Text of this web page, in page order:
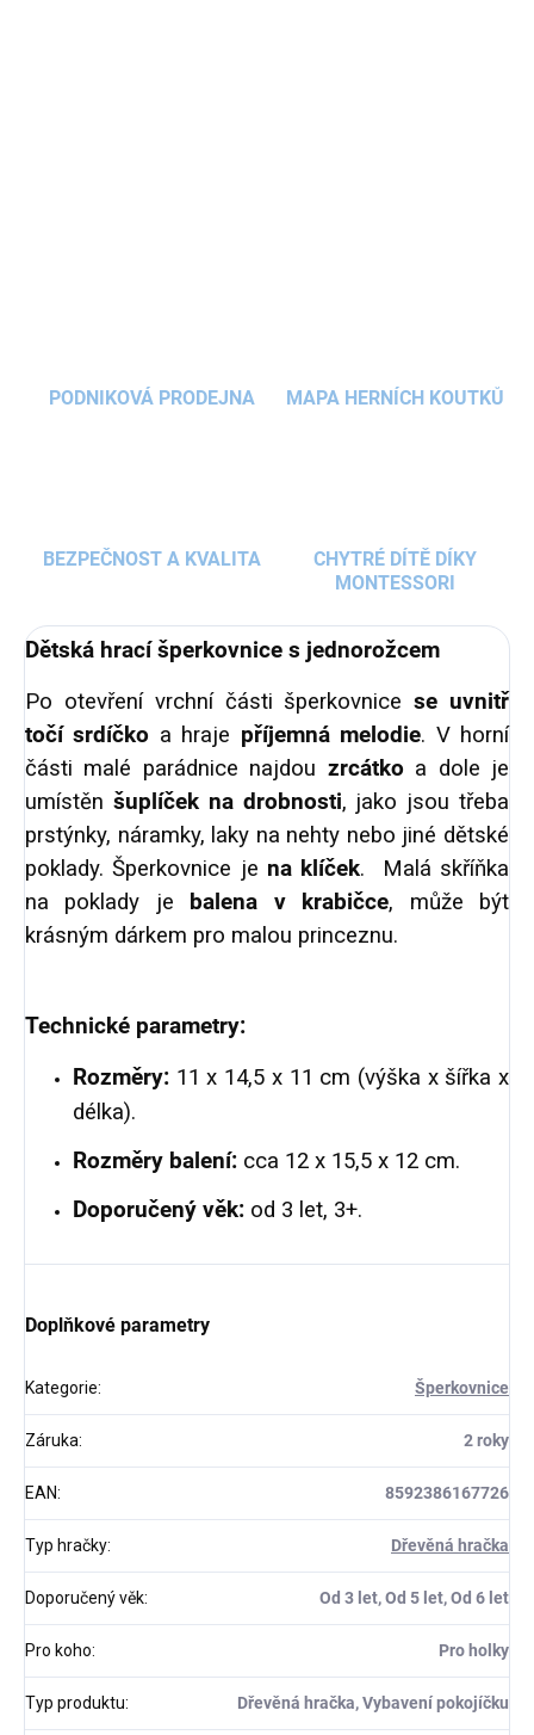
PODNIKOVÁ PRODEJNA MAPA HERNÍCH KOUTKŮ
BEZPEČNOST A KVALITA
CHYTRÉ DÍTĚ DÍKY
MONTESSORI
Dětská hrací šperkovnice s jednorožcem
Po otevření vrchní části šperkovnicese uvnitř
točí srdíčko a hraje příjemná melodie. V horní
části malé parádnice najdou zrcátko a dole je
umístěn šuplíček na drobnosti, jako jsou třeba
prstýnky, náramky, laky na nehty nebo jiné dětské
poklady.Šperkovnice je na klíček. Malá skříňka
na poklady je balena v krabičce, může být
krásným dárkem pro malou princeznu.
Technické parametry:
Rozměry: 11 x 14,5 x 11 cm (výška x šířka x
délka).
Rozměry balení: cca 12 x 15,5 x 12 cm.
Doporučený věk: od 3 let, 3+.
Doplňkové parametry
Kategorie: Šperkovnice
Záruka: 2 roky
EAN: 8592386167726
Typ hračky: Dřevěná hračka
Doporučený věk: Od 3 let, Od 5 let, Od 6 let
Pro koho: Pro holky
Typ produktu: Dřevěná hračka, Vybavení pokojíčku